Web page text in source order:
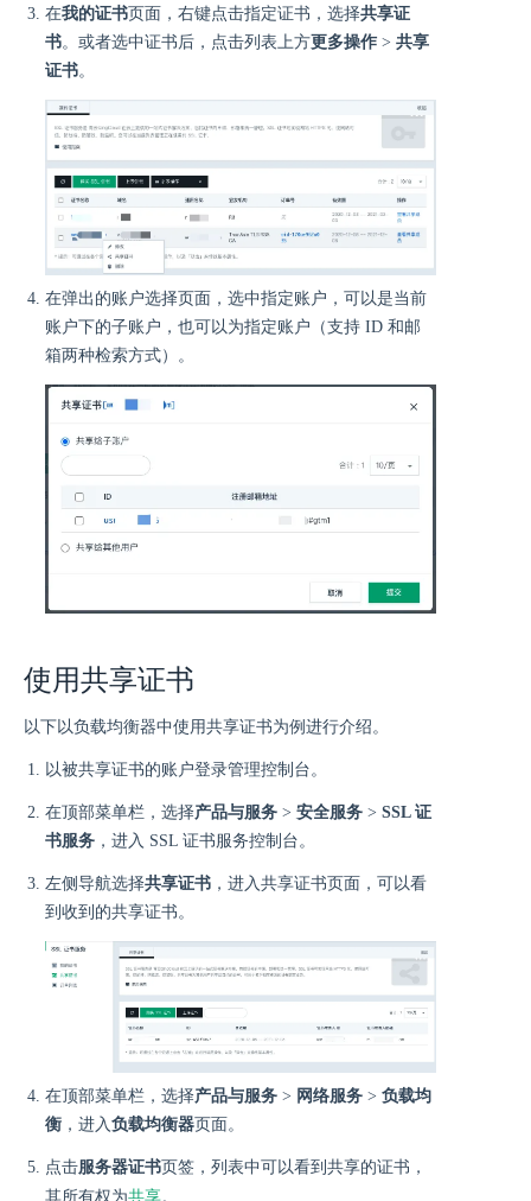
在我的证书页面，右键点击指定证书，选择共享证
书。或者选中证书后，点击列表上方更多操作 > 共享
证书。
在弹出的账户选择页面，选中指定账户，可以是当前
账户下的子账户，也可以为指定账户（支持 ID 和邮
箱两种检索方式）。
使用共享证书
以下以负载均衡器中使用共享证书为例进行介绍。
以被共享证书的账户登录管理控制台。
在顶部菜单栏，选择产品与服务 > 安全服务 > SSL 证
书服务 ，进入 SSL 证书服务控制台。
左侧导航选择共享证书 ，进入共享证书页面，可以看
到收到的共享证书。
在顶部菜单栏，选择产品与服务 > 网络服务 > 负载均
衡 ，进入 负载均衡器页面。
点击服务器证书页签，列表中可以看到共享的证书，
其所有权为共享。